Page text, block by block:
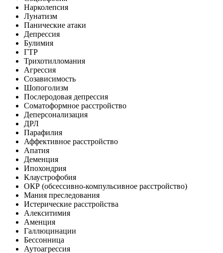
Нарколепсия
Лунатизм
Панические атаки
Депрессия
Булимия
ГТР
Трихотилломания
Агрессия
Созависимость
Шопоголизм
Послеродовая депрессия
Соматоформное расстройство
Деперсонализация
ДРЛ
Парафилия
Аффективное расстройство
Апатия
Деменция
Ипохондрия
Клаустрофобия
ОКР (обсессивно-компульсивное расстройство)
Мания преследования
Истерические расстройства
Алекситимия
Аменция
Галлюцинации
Бессонница
Аутоагрессия